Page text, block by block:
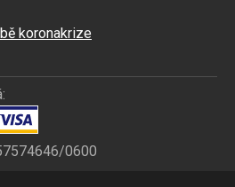
koronakrize
0600